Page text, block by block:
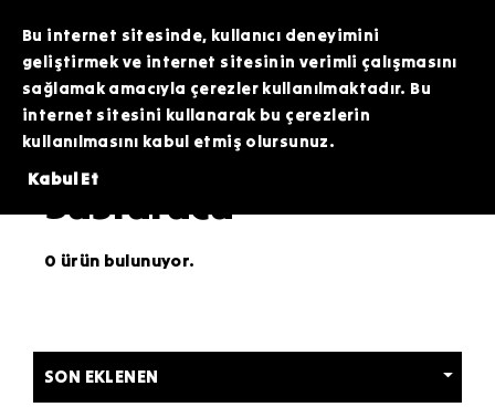
HATTIMIZDAN BİZİMLE İLETİŞİME GEÇEBİLİRSİNİZ. SİZE EN İYİ FIRSATLARI
SUNMAK İÇİN BURADAYIZ!
Bu internet sitesinde, kullanıcı deneyimini
geliştirmek ve internet sitesinin verimli çalışmasını
sağlamak amacıyla çerezler kullanılmaktadır. Bu
internet sitesini kullanarak bu çerezlerin
kullanılmasını kabul etmiş olursunuz.
Kabul Et
Susturucu
0 ürün bulunuyor.